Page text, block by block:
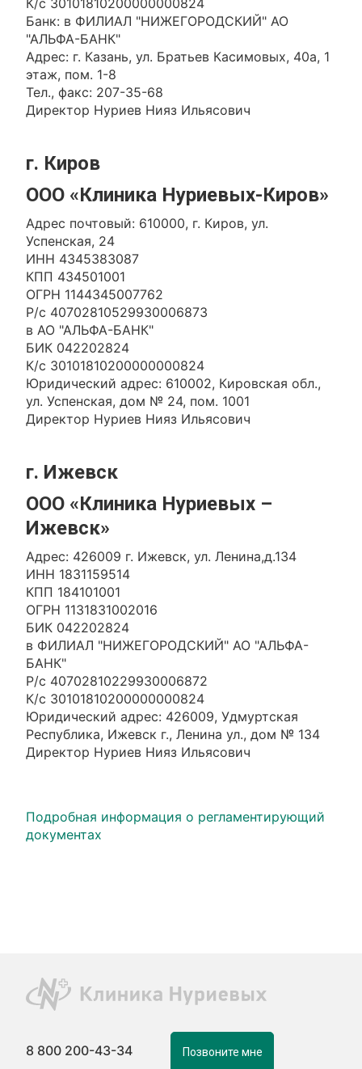
К/с 30101810200000000824
Банк: в ФИЛИАЛ "НИЖЕГОРОДСКИЙ" АО
"АЛЬФА-БАНК"
Адрес: г. Казань, ул. Братьев Касимовых, 40а, 1
этаж, пом. 1-8
Тел., факс: 207-35-68
Директор Нуриев Нияз Ильясович
г. Киров
ООО «Клиника Нуриевых-Киров»
Адрес почтовый: 610000, г. Киров, ул.
Успенская, 24
ИНН 4345383087
КПП 434501001
ОГРН 1144345007762
Р/с 40702810529930006873
в АО "АЛЬФА-БАНК"
БИК 042202824
К/с 30101810200000000824
Юридический адрес: 610002, Кировская обл.,
ул. Успенская, дом № 24, пом. 1001
Директор Нуриев Нияз Ильясович
г. Ижевск
ООО «Клиника Нуриевых –
Ижевск»
Адрес: 426009 г. Ижевск, ул. Ленина,д.134
ИНН 1831159514
КПП 184101001
ОГРН 1131831002016
БИК 042202824
в ФИЛИАЛ "НИЖЕГОРОДСКИЙ" АО "АЛЬФА-
БАНК"
Р/с 40702810229930006872
К/с 30101810200000000824
Юридический адрес: 426009, Удмуртская
Республика, Ижевск г., Ленина ул., дом № 134
Директор Нуриев Нияз Ильясович
Подробная информация о регламентирующий
документах
8 800 200-43-34 Позвоните мне